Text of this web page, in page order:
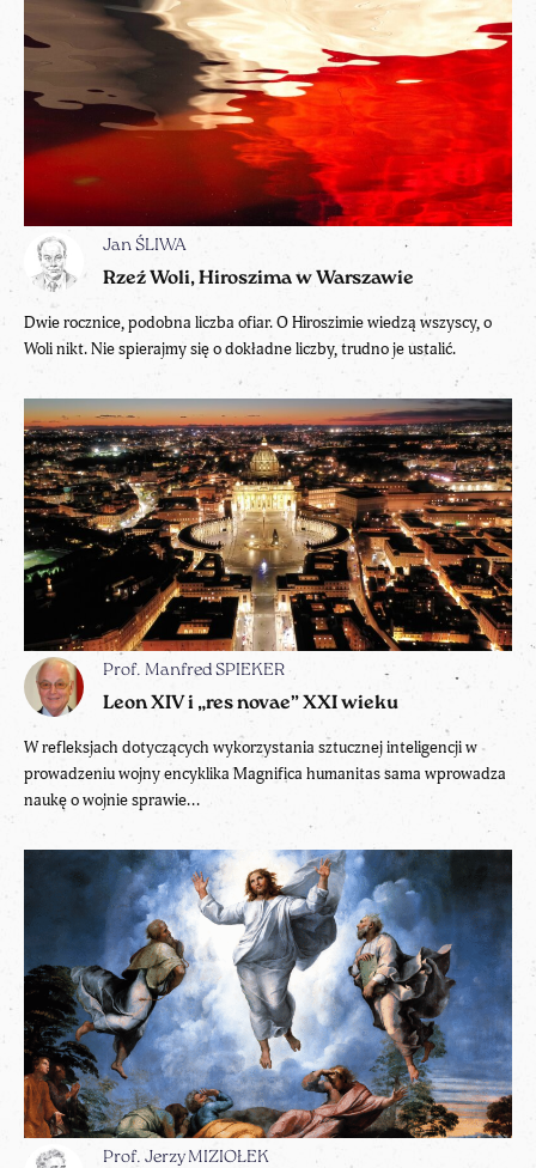
Jan ŚLIWA
Rzeź Woli, Hiroszima w Warszawie
Dwie rocznice, podobna liczba ofiar. O Hiroszimie wiedzą wszyscy, o
Woli nikt. Nie spierajmy się o dokładne liczby, trudno je ustalić.
Prof. Manfred SPIEKER
Leon XIV i „res novae” XXI wieku
W refleksjach dotyczących wykorzystania sztucznej inteligencji w
prowadzeniu wojny encyklika Magnifica humanitas sama wprowadza
naukę o wojnie sprawie...
Prof. Jerzy MIZIOŁEK